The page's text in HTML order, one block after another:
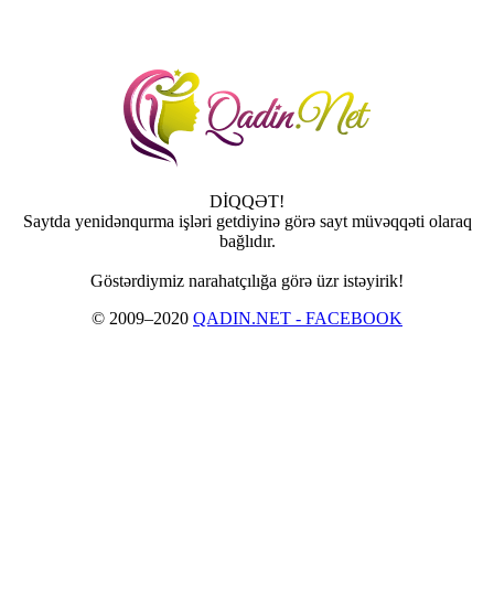
DİQQƏT!
Saytda yenidənqurma işləri getdiyinə görə sayt müvəqqəti olaraq
bağlıdır.
Göstərdiymiz narahatçılığa görə üzr istəyirik!
© 2009–2020 QADIN.NET - FACEBOOK